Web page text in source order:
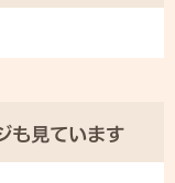
も見ています